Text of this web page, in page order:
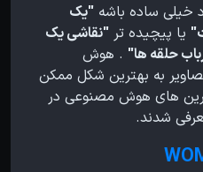
خیلی ساده باشه "یک
یا پیچیده تر "نقاشی یک
حلقه ها" . هوش
به بهترین شکل ممکن
های هوش مصنوعی در
شدند.